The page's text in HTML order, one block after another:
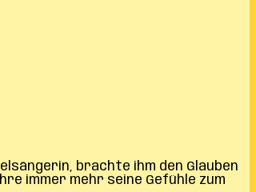
brachte ihm den Glauben
immer mehr seine Gefühle zum